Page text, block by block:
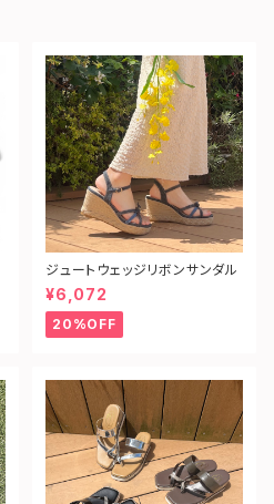
ジュートウェッジリボンサンダル
¥6,072
20%OFF